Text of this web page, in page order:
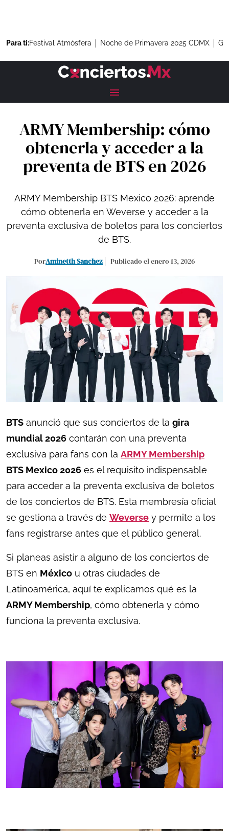
Para ti:Festival Atmósfera Noche de Primavera 2025 CDMX
ARMY Membership: cómo
obtenerla y acceder a la
preventa de BTS en 2026
ARMY Membership BTS Mexico 2026: aprende
cómo obtenerla en Weverse y acceder a la
preventa exclusiva de boletos para los conciertos
de BTS.
PorAminetth Sanchez Publicado el enero 13, 2026
BTS anunció que sus conciertos de la gira
mundial 2026 contarán con una preventa
exclusiva para fans con la ARMY Membership
BTS Mexico 2026 es el requisito indispensable
para acceder a la preventa exclusiva de boletos
de los conciertos de BTS. Esta membresía oficial
se gestiona a través de Weverse y permite a los
fans registrarse antes que el público general.
Si planeas asistir a alguno de los conciertos de
BTS en México u otras ciudades de
Latinoamérica, aquí te explicamos qué es la
ARMY Membership, cómo obtenerla y cómo
funciona la preventa exclusiva.